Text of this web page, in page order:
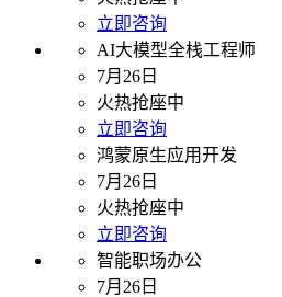
立即咨询
AI大模型全栈工程师
7月26日
火热抢座中
立即咨询
鸿蒙原生应用开发
7月26日
火热抢座中
立即咨询
智能职场办公
7月26日